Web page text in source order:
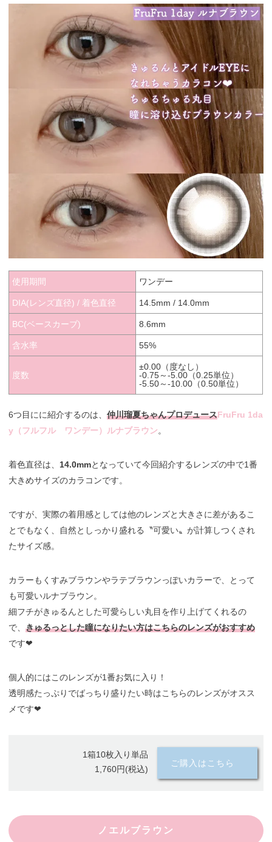
使用期間 ワンデー
DIA(レンズ直径) / 着色直径 14.5mm / 14.0mm
BC(ベースカーブ) 8.6mm
含水率 55%
度数
±0.00（度なし）
-0.75～-5.00（0.25単位）
-5.50～-10.00（0.50単位）
6つ目にに紹介するのは、仲川瑠夏ちゃんプロデュースFruFru 1da
y（フルフル ワンデー）ルナブラウン。
着色直径は、 14.0mmとなっていて今回紹介するレンズの中で1番
大きめサイズのカラコンです。
ですが、実際の着用感としては他のレンズと大きさに差があるこ
とでもなく、自然としっかり盛れる〝可愛い〟が計算しつくされ
たサイズ感。
カラーもくすみブラウンやラテブラウンっぽいカラーで、とって
も可愛いルナブラウン。
細フチがきゅるんとした可愛らしい丸目を作り上げてくれるの
で、きゅるっとした瞳になりたい方はこちらのレンズがおすすめ
です❤︎
個人的にはこのレンズが1番お気に入り！
透明感たっぷりでばっちり盛りたい時はこちらのレンズがオスス
メです❤︎
1箱10枚入り単品
1,760円(税込)
ご購入はこちら
ノエルブラウン